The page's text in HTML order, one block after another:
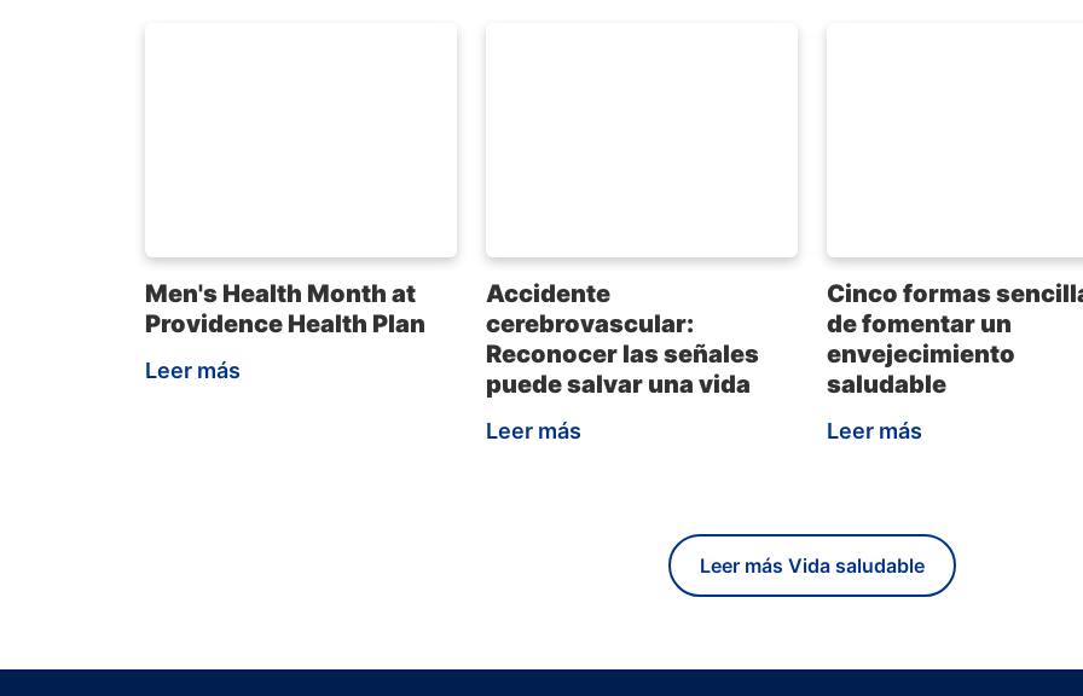
Men's Health Month at
Providence Health Plan
Leer más
Accidente
cerebrovascular:
Reconocer las señales
puede salvar una vida
Leer más
Cinco formas
de fomentar un
envejecimiento
saludable
Leer más
Leer más Vida saludable